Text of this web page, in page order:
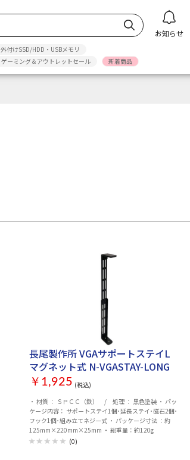
お知らせ
外付けSSD/HDD・USBメモリ
ゲーミング＆アウトレットセール 新着商品
長尾製作所 VGAサポートステイL
マグネット式 N-VGASTAY-LONG
￥1,925 (税込)
・ 材質 ： ＳＰＣＣ（鉄） / 処理 ： 黒色塗装 ・ パッ
ケージ内容： サポートステイ1個･延長ステイ･磁石2個･
フック1個･組み立てネジ一式 ・ パッケージ寸法 ：約
125mm×220mm×25mm ・ 総重量：約120g
(0)